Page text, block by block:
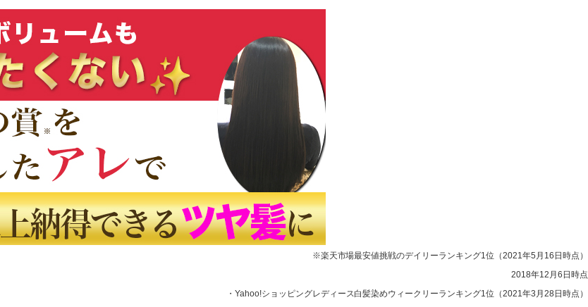
※楽天市場最安値挑戦のデイリーランキング1位（2021年5月16日時点）
2018年12月6日時点
・Yahoo!ショッピングレディース白髪染めウィークリーランキング1位（2021年3月28日時点）